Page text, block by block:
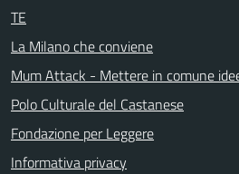
TE
La Milano che conviene
Mum Attack - Mettere in comune
Polo Culturale del Castanese
Fondazione per Leggere
Informativa privacy